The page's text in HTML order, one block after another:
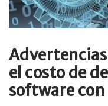
el costo de
software con